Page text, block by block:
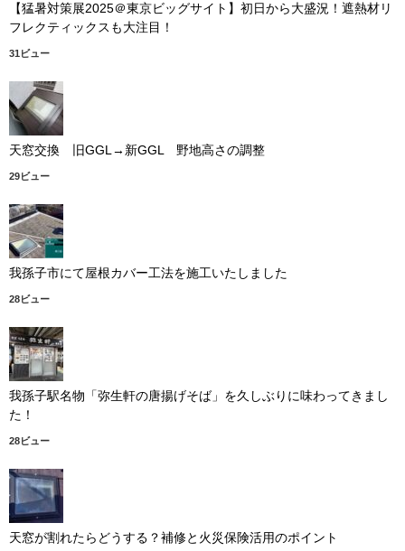
【猛暑対策展2025＠東京ビッグサイト】初日から大盛況！遮熱材リ
フレクティックスも大注目！
31ビュー
天窓交換 旧GGL→新GGL 野地高さの調整
29ビュー
我孫子市にて屋根カバー工法を施工いたしました
28ビュー
我孫子駅名物「弥生軒の唐揚げそば」を久しぶりに味わってきまし
た！
28ビュー
天窓が割れたらどうする？補修と火災保険活用のポイント